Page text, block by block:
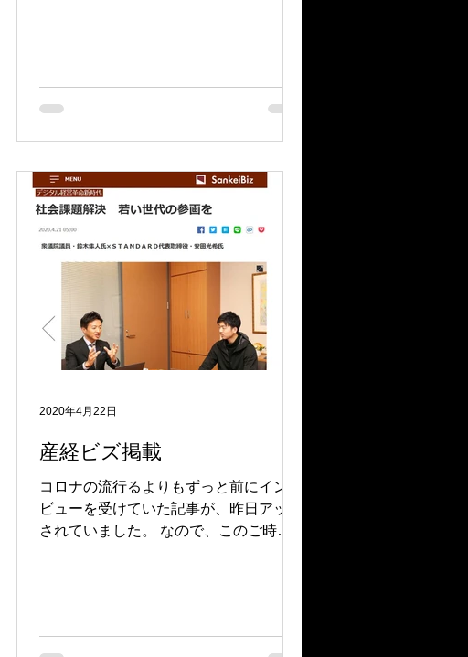
産経ビズ掲載
コロナの流行るよりもずっと前にインタ
ビューを受けていた記事が、昨日アップ
されていました。 なので、このご時世
2020年4月22日